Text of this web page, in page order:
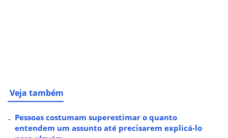
Veja também
Pessoas costumam superestimar o quanto
entendem um assunto até precisarem explicá-lo